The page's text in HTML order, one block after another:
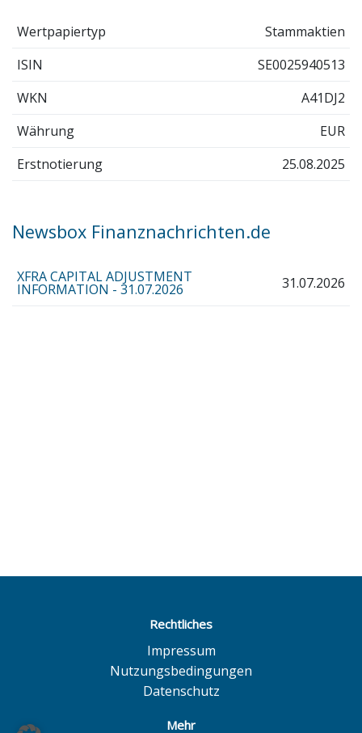
Wertpapiertyp
Stammaktien
ISIN
SE0025940513
WKN
A41DJ2
Währung
EUR
Erstnotierung
25.08.2025
Newsbox Finanznachrichten.de
XFRA CAPITAL ADJUSTMENT
INFORMATION - 31.07.2026 31.07.2026
Rechtliches
Impressum
Nutzungsbedingungen
Datenschutz
Mehr